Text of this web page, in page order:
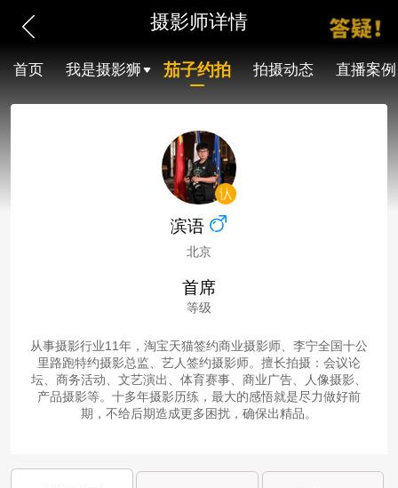
摄影师详情
首页 我是摄影狮 茄子约拍 拍摄动态 直播案例
滨语
北京
首席
等级
从事摄影行业11年，淘宝天猫签约商业摄影师、李宁全国十公
里路跑特约摄影总监、艺人签约摄影师。擅长拍摄：会议论
坛、商务活动、文艺演出、体育赛事、商业广告、人像摄影、
产品摄影等。十多年摄影历练，最大的感悟就是尽力做好前
期，不给后期造成更多困扰，确保出精品。